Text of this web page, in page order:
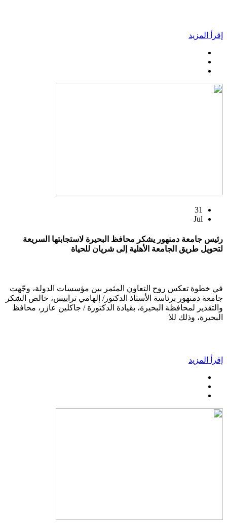
إقرأ المزيد
31
Jul
رئيس جامعة دمنهور يشكر محافظ البحيرة لاستجابتها السريعة
لتحويل طريق الجامعة الأهلية إلى شريان للحياة
في خطوة تعكس روح التعاون المثمر بين مؤسسات الدولة، وجّهت
جامعة دمنهور برئاسة الأستاذ الدكتور/ إلهامي ترابيس، خالص الشكر
والتقدير لمحافظة البحيرة، بقيادة الدكتورة / جاكلين عازر، محافظ
البحيرة، وذلك للا
إقرأ المزيد